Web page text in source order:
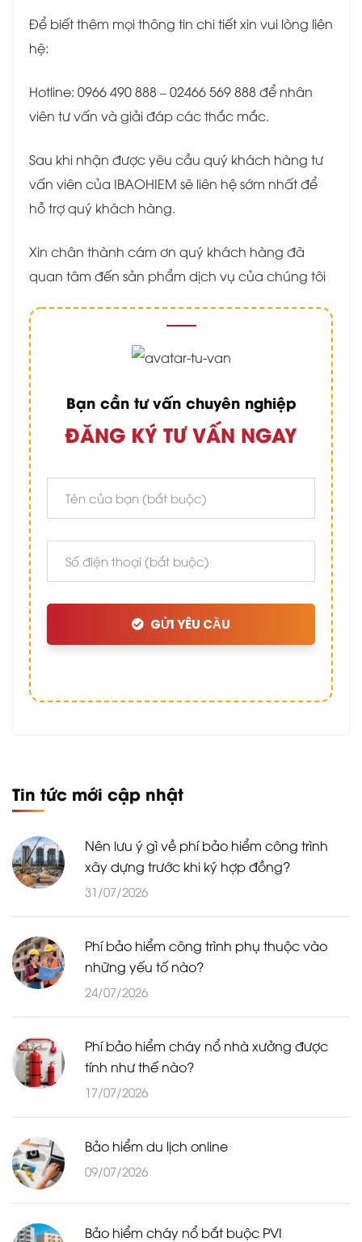
Để biết thêm mọi thông tin chi tiết xin vui lòng liên
hệ:
Hotline: 0966 490 888 – 02466 569 888 để nhân
viên tư vấn và giải đáp các thắc mắc.
Sau khi nhận được yêu cầu quý khách hàng tư
vấn viên của IBAOHIEM sẽ liên hệ sớm nhất để
hỗ trợ quý khách hàng.
Xin chân thành cám ơn quý khách hàng đã
quan tâm đến sản phẩm dịch vụ của chúng tôi
Bạn cần tư vấn chuyên nghiệp
ĐĂNG KÝ TƯ VẤN NGAY
GỬI YÊU CẦU
Tin tức mới cập nhật
Nên lưu ý gì về phí bảo hiểm công trình
xây dựng trước khi ký hợp đồng?
31/07/2026
Phí bảo hiểm công trình phụ thuộc vào
những yếu tố nào?
24/07/2026
Phí bảo hiểm cháy nổ nhà xưởng được
tính như thế nào?
17/07/2026
Bảo hiểm du lịch online
09/07/2026
Bảo hiểm cháy nổ bắt buộc PVI